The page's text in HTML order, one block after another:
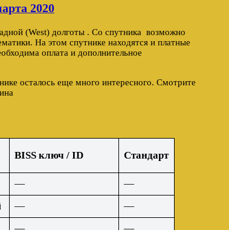
2020
(West) долготы . Со спутника возможно
На этом спутнике находятся и платные
оплата и дополнительное
осталось еще много интересного. Смотрите
BISS ключ / ID Стандарт
—
—
—
—